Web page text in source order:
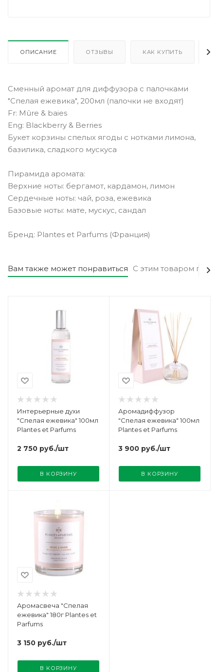
ОПИСАНИЕ ОТЗЫВЫ КАК КУПИТЬ
Сменный аромат для диффузора с палочками
"Спелая ежевика", 200мл (палочки не входят)
Fr: Mûre & baies
Eng: Blackberry & Berries
Букет корзины спелых ягоды с нотками лимона,
базилика, сладкого мускуса
Пирамида аромата:
Верхние ноты: бергамот, кардамон, лимон
Сердечные ноты: чай, роза, ежевика
Базовые ноты: мате, мускус, сандал
Бренд: Plantes et Parfums (Франция)
Вам также может понравиться С этим товаром
Интерьерные духи
"Спелая ежевика" 100мл
Plantes et Parfums
2 750 руб./шт
В КОРЗИНУ
Аромадиффузор
"Спелая ежевика" 100мл
Plantes et Parfums
3 900 руб./шт
В КОРЗИНУ
Аромасвеча "Спелая
ежевика" 180г Plantes et
Parfums
3 150 руб./шт
В КОРЗИНУ